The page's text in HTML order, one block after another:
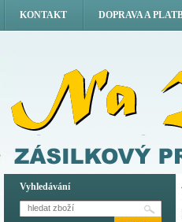
Vyhledávání
KONTAKT DOPRAVA A